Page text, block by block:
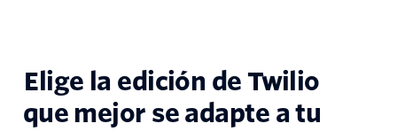
Elige la edición de Twilio
que mejor se adapte a tu